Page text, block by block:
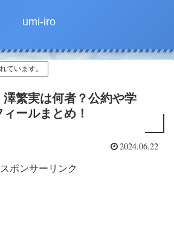
umi-iro
ています。
澤繁実は何者？公約や学
ールまとめ！
2024.06.22
スポンサーリンク